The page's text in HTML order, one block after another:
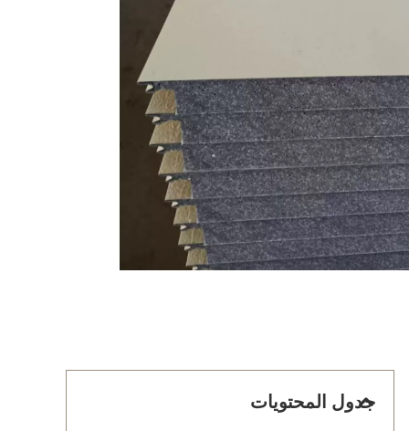
جدول المحتويات